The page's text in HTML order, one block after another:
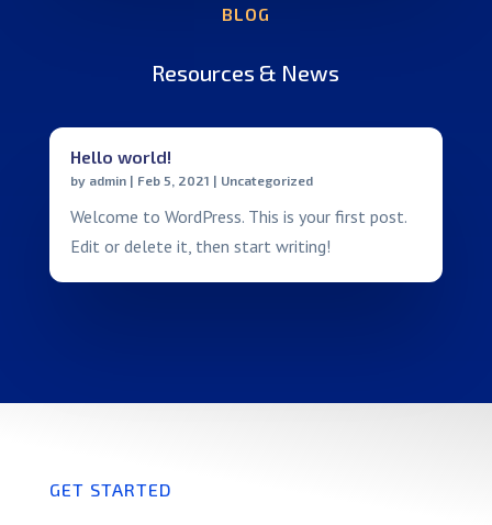
BLOG
Resources & News
Hello world!
by admin| Feb 5, 2021 | Uncategorized
Welcome to WordPress. This is your first post.
Edit or delete it, then start writing!
GET STARTED